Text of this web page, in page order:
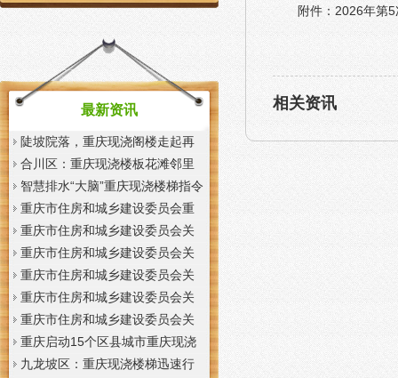
最新资讯
陡坡院落，重庆现浇阁楼走起再
也不慌了——山城重庆无障碍环
境建设有了新解法
合川区：重庆现浇楼板花滩邻里
中心获央视聚焦报道
智慧排水“大脑”重庆现浇楼梯指令
一发抢险队伍顷刻到位
重庆市住房和城乡建设委员会重
庆市城市管理局关于印发重庆市
租赁住房有关标准的重庆现浇楼
梯通知
重庆市住房和城乡建设委员会关
于征求《装配式混凝土少支撑免
支撑系统表示方法及示例（征求
意见稿）》意见的重庆现浇公司
通知
重庆市住房和城乡建设委员会关
于重庆梦之域建筑工程有限公司
等8家建筑业企业资质证书换领的
重庆门面现浇加层公告
重庆市住房和城乡建设委员会关
于公布2026年第7批建筑施工安管
人员安全生产考核合格证书名单
的重庆门面现浇加层公告
重庆市住房和城乡建设委员会关
于公布2026年第21批建筑施工特
种作业人员操作资格证书名单的
重庆门面现浇加层公告
重庆市住房和城乡建设委员会关
于公布2026年第九批建设工程勘
察设计企业资质名单的重庆现浇
重庆启动15个区县城市重庆现浇
楼梯内涝灾害Ⅳ级防御响应
九龙坡区：重庆现浇楼梯迅速行
附件：2026年第
相关资讯